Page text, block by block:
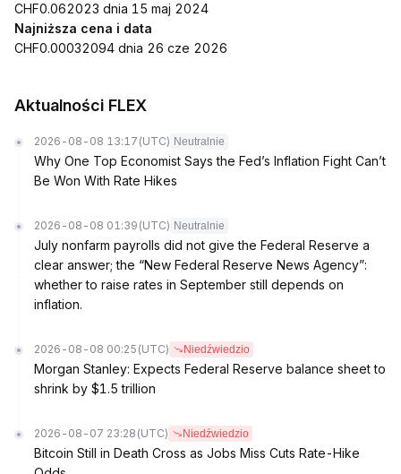
CHF0.062023 dnia 15 maj 2024
Najniższa cena i data
CHF0.00032094 dnia 26 cze 2026
Aktualności FLEX
2026-08-08 13:17 (UTC) Neutralnie
Why One Top Economist Says the Fed’s Inflation Fight Can’t
Be Won With Rate Hikes
2026-08-08 01:39 (UTC) Neutralnie
July nonfarm payrolls did not give the Federal Reserve a
clear answer; the “New Federal Reserve News Agency”:
whether to raise rates in September still depends on
inflation.
2026-08-08 00:25 (UTC) Niedźwiedzio
Morgan Stanley: Expects Federal Reserve balance sheet to
shrink by $1.5 trillion
2026-08-07 23:28 (UTC) Niedźwiedzio
Bitcoin Still in Death Cross as Jobs Miss Cuts Rate-Hike